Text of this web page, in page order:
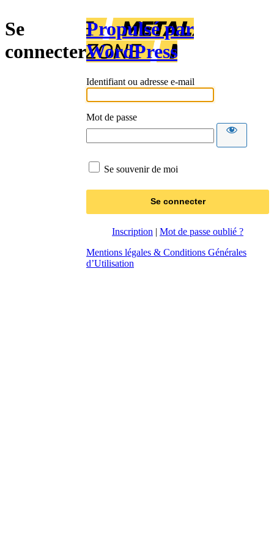
Se
connecter
Propulsé par
WordPress
Identifiant ou adresse e-mail
Mot de passe
Se souvenir de moi
Inscription | Mot de passe oublié ?
Mentions légales & Conditions Générales
d’Utilisation